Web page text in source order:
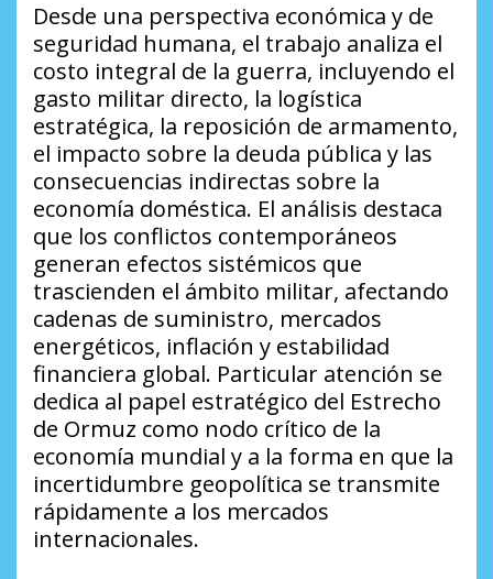
Desde una perspectiva económica y de
seguridad humana, el trabajo analiza el
costo integral de la guerra, incluyendo el
gasto militar directo, la logística
estratégica, la reposición de armamento,
el impacto sobre la deuda pública y las
consecuencias indirectas sobre la
economía doméstica. El análisis destaca
que los conflictos contemporáneos
generan efectos sistémicos que
trascienden el ámbito militar, afectando
cadenas de suministro, mercados
energéticos, inflación y estabilidad
financiera global. Particular atención se
dedica al papel estratégico del Estrecho
de Ormuz como nodo crítico de la
economía mundial y a la forma en que la
incertidumbre geopolítica se transmite
rápidamente a los mercados
internacionales.